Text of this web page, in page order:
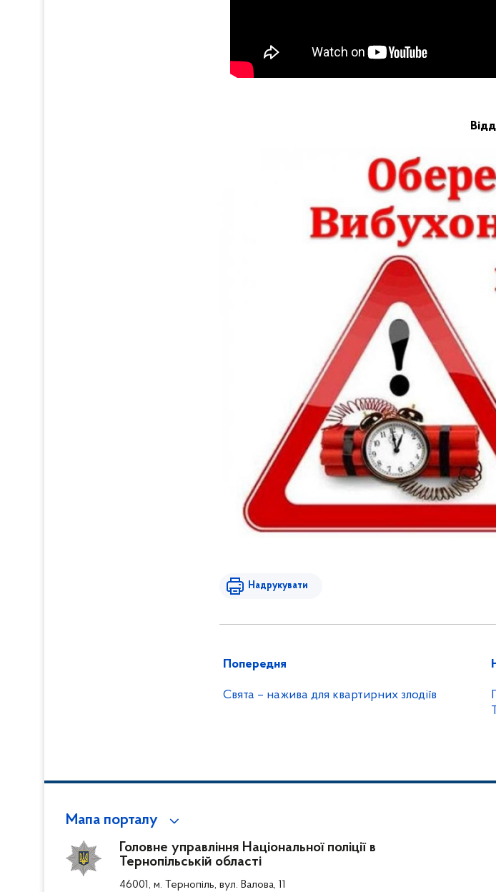
Надрукувати
Попередня
Свята – нажива для квартирних злодіїв
Мапа порталу
Головне управління Національної поліції в
Тернопільській області
46001, м. Тернопіль, вул. Валова, 11